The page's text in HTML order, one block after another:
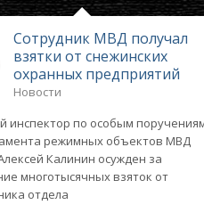
Сотрудник МВД получал
взятки от снежинских
охранных предприятий
Новости
инспектор по особым
режимных объектов МВД
Калинин осужден за
многотысячных взяток от
отдела